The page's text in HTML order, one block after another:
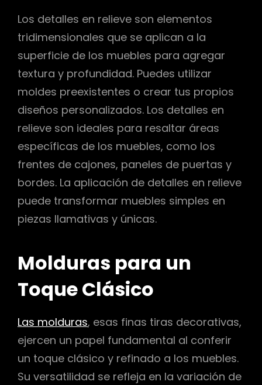
Los detalles en relieve son elementos
tridimensionales que se aplican a la
superficie de los muebles para agregar
textura y profundidad. Puedes utilizar
moldes preexistentes o crear tus propios
diseños personalizados. Los detalles en
relieve son ideales para resaltar áreas
específicas de los muebles, como los
frentes de cajones, paneles de puertas y
bordes. La aplicación de detalles en relieve
puede transformar muebles simples en
piezas llamativas y únicas.
Molduras para un
Toque Clásico
Las molduras, esas finas tiras decorativas,
ejercen un papel fundamental al conferir
un toque clásico y refinado a los muebles.
Su versatilidad se refleja en la variación de